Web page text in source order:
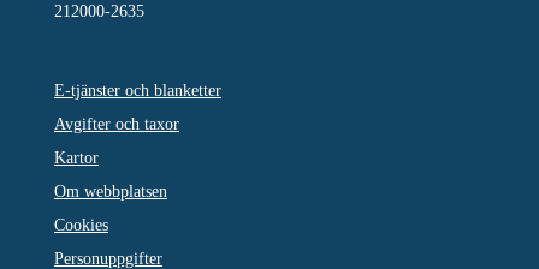
212000-2635
E-tjänster och blanketter
Avgifter och taxor
Kartor
Om webbplatsen
Cookies
Personuppgifter